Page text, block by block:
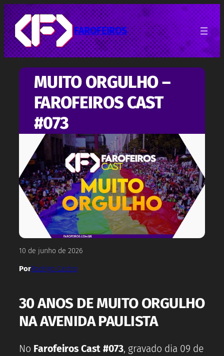
Pular
para
o
conteúdo
FAROFEIROS
MUITO ORGULHO –
FAROFEIROS CAST
#073
10 de junho de 2026
PorRodrigo Castro
30 ANOS DE MUITO ORGULHO
NA AVENIDA PAULISTA
No Farofeiros Cast #073, gravado dia 09 de